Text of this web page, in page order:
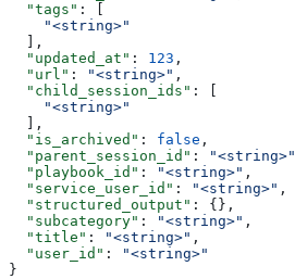
  "tags"
: [
    "<string>"
  ],
  "updated_at"
: 123 ,
  "url"
: "<string>" ,
  "child_session_ids"
: [
    "<string>"
  ],
  "is_archived"
: false ,
  "parent_session_id"
: "<string>"
  "playbook_id"
: "<string>" ,
  "service_user_id"
: "<string>" ,
  "structured_output"
: {},
  "subcategory"
: "<string>" ,
  "title"
: "<string>" ,
  "user_id"
:
"<string>"
}